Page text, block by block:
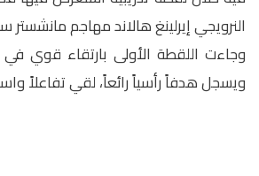
النرويجي إيرلينغ هالاند مهاجم مانشستر
وجاءت اللقطة الأولى بارتقاء قوي في
ويسجل هدفاً رأسياً رائعاً، لقي تفاعلاً